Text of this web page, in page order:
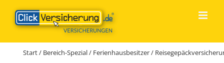
Inhalt
springen
Start/ Bereich-Spezial/ Ferienhausbesitzer/